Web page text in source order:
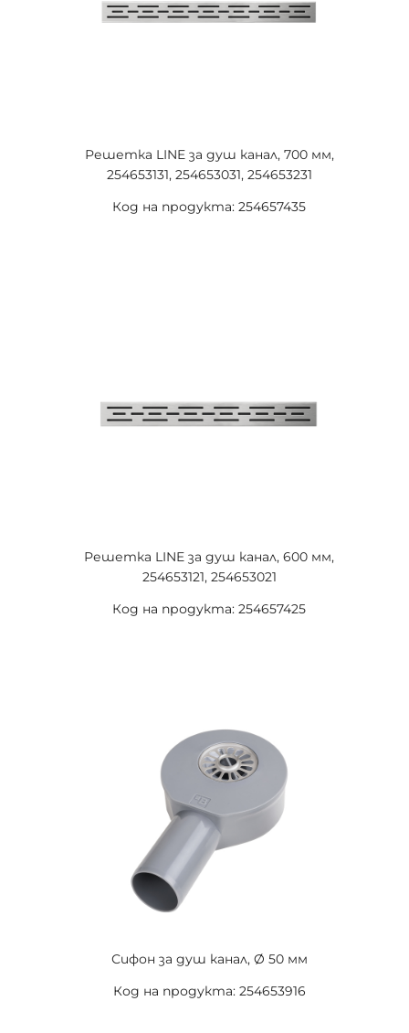
Решетка LINE за душ канал, 700 мм,
254653131, 254653031, 254653231
Код на продукта: 254657435
Решетка LINE за душ канал, 600 мм,
254653121, 254653021
Код на продукта: 254657425
Сифон за душ канал, Ø 50 мм
Код на продукта: 254653916